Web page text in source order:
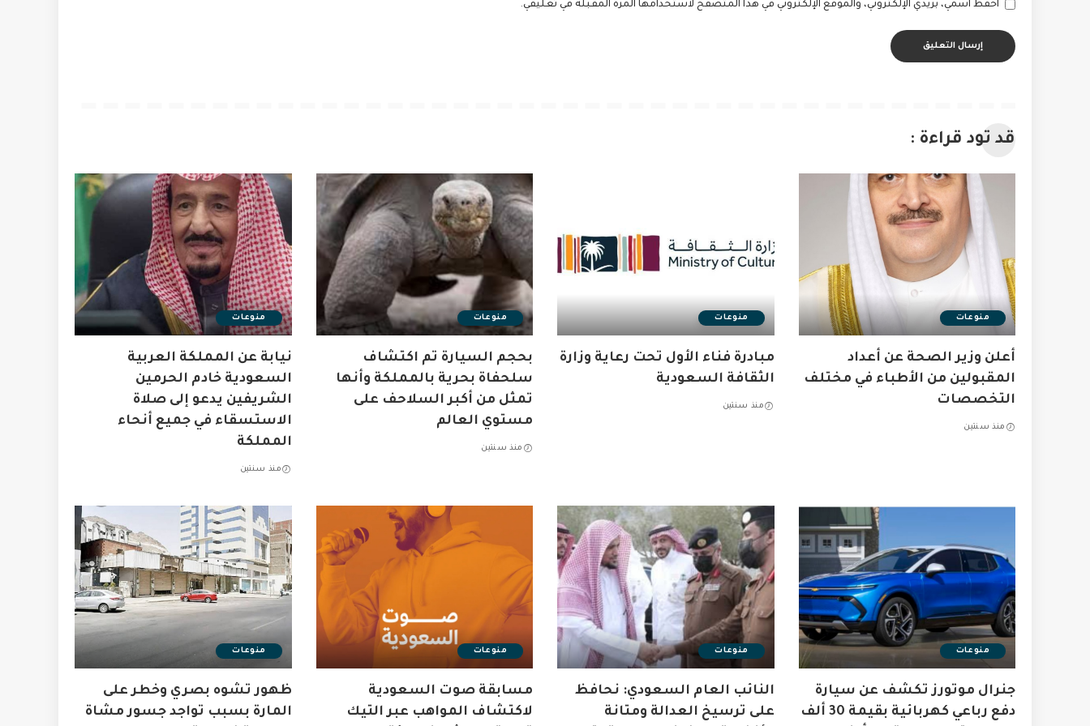
احفظ اسمي، بريدي الإلكتروني، والموقع الإلكتروني في هذا المتصفح لاستخدامها المرة المقبلة في تعليقي.
قد تود قراءة :
منوعات
أعلن وزير الصحة عن أعداد
المقبولين من الأطباء في مختلف
التخصصات
منذ سنتين
منوعات
مبادرة فناء الأول تحت رعاية وزارة
الثقافة السعودية
منذ سنتين
منوعات
بحجم السيارة تم اكتشاف
سلحفاة بحرية بالمملكة وأنها
تمثل من أكبر السلاحف على
مستوي العالم
منذ سنتين
منوعات
نيابة عن المملكة العربية
السعودية خادم الحرمين
الشريفين يدعو إلى صلاة
الاستسقاء في جميع أنحاء
المملكة
منذ سنتين
منوعات
جنرال موتورز تكشف عن سيارة
دفع رباعي كهربائية بقيمة 30 ألف
منوعات
النائب العام السعودي: نحافظ
على ترسيخ العدالة ومتانة
منوعات
مسابقة صوت السعودية
لاكتشاف المواهب عبر التيك
منوعات
ظهور تشوه بصري وخطر على
المارة بسبب تواجد جسور مشاة